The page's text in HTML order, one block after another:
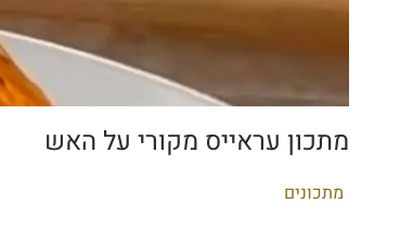
מתכון עראייס מקורי על האש
P
מתכונים